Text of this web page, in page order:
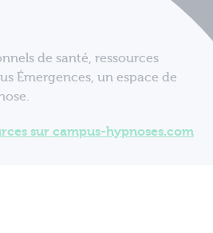
de santé, ressources
Émergences, un espace de
sur campus-hypnoses.com